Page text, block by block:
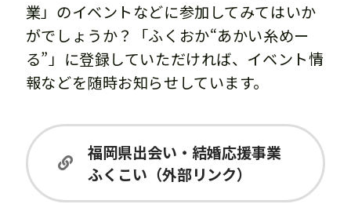
業」のイベントなどに参加してみてはいか
がでしょうか？「ふくおか“あかい糸めー
る”」に登録していただければ、イベント情
報などを随時お知らせしています。
福岡県出会い・結婚応援事業
ふくこい（外部リンク）